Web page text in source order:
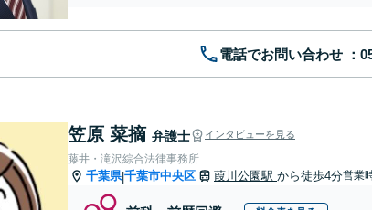
電話でお問い合わせ
笠原 菜摘 弁護士 インタビューを見る
藤井・滝沢綜合法律事務所
千葉県|千葉市中央区 葭川公園駅 から徒歩4分営業